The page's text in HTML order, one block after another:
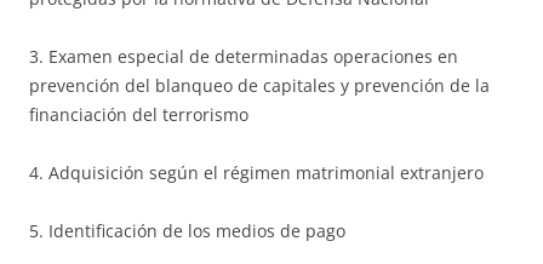
3. Examen especial de determinadas operaciones en
prevención del blanqueo de capitales y prevención de la
financiación del terrorismo
4. Adquisición según el régimen matrimonial extranjero
5. Identificación de los medios de pago